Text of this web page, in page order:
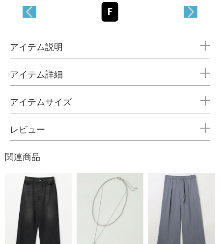
F
アイテム説明
アイテム詳細
アイテムサイズ
レビュー
関連商品